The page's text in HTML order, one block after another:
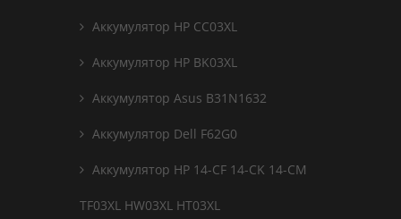
Аккумулятор HP CC03XL
Аккумулятор HP BK03XL
Аккумулятор Asus B31N1632
Аккумулятор Dell F62G0
Аккумулятор HP 14-CF 14-CK 14-CM
TF03XL HW03XL HT03XL